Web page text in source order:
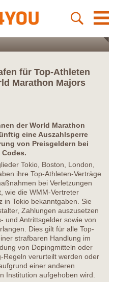
für Top-Athleten
Marathon Majors
der World Marathon
eine Auszahlsperre
von Preisgeldern bei
Tokio, Boston, London,
ihre Top-Athleten-Verträge
bei Verletzungen
wie die WMM-Vertreter
in Tokio bekanntgaben. Sie
Zahlungen auszusetzen
und Antrittsgelder sowie von
Dies gilt für alle Top-
strafbaren Handlung im
von Dopingmitteln oder
Regeln verurteilt werden oder
einer anderen
Institution aufgehoben wird.